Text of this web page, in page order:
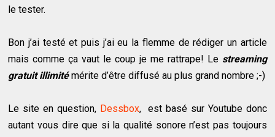
le tester.
Bon j’ai testé et puis j’ai eu la flemme de rédiger un article
mais comme ça vaut le coup je me rattrape! Le streaming
gratuit illimitémérite d’être diffusé au plus grand nombre ;-)
Le site en question, Dessbox, est basé sur Youtube donc
autant vous dire que si la qualité sonore n’est pas toujours